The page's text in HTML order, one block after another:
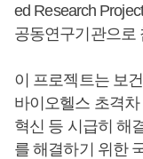
ed Research
공동연구기관으로
이 프로젝트는 보
바이오헬스 초격
혁신 등 시급히 해
를 해결하기 위한